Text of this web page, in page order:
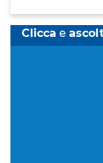
Clicca e